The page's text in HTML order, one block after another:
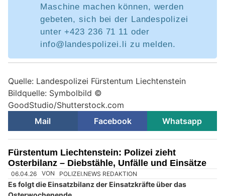
Maschine machen können, werden
gebeten, sich bei der Landespolizei
unter +423 236 71 11 oder
info@landespolizei.li zu melden.
Quelle: Landespolizei Fürstentum Liechtenstein
Bildquelle: Symbolbild ©
GoodStudio/Shutterstock.com
Mail
Facebook Whatsapp
Fürstentum Liechtenstein: Polizei zieht
Osterbilanz – Diebstähle, Unfälle und Einsätze